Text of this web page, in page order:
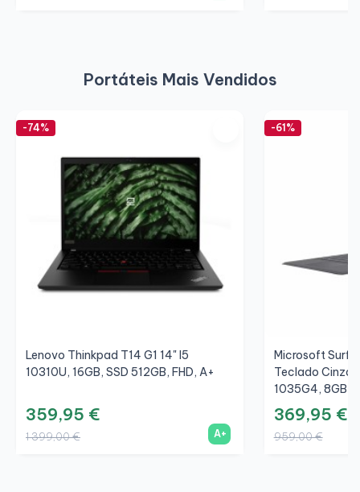
Portáteis Mais Vendidos
-74%
Lenovo Thinkpad T14 G1 14" I5
10310U, 16GB, SSD 512GB, FHD, A+
359,95 €
1 399,00 € A+
-61%
Microsoft
Teclado Cinza/
1035G4, 8GB,
369,95 €
959,00 €